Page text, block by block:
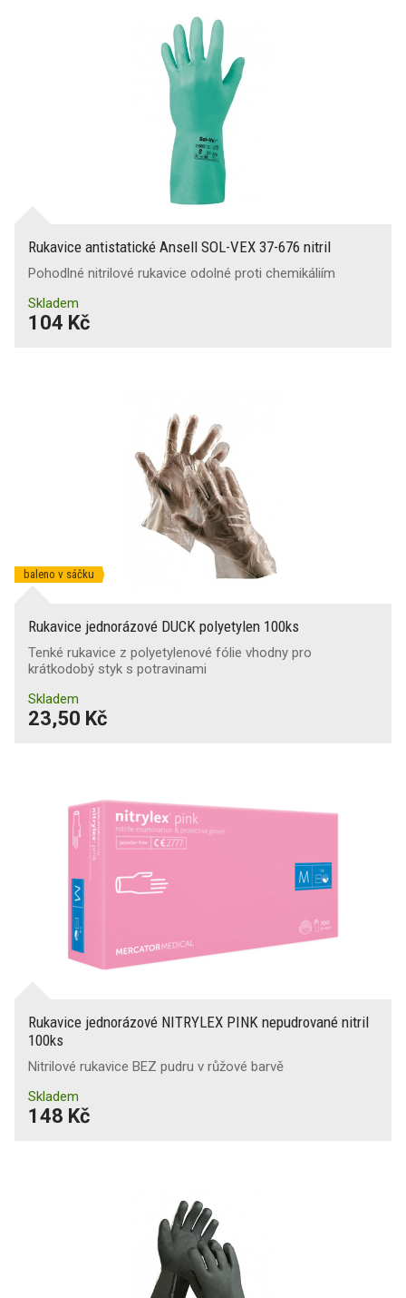
Rukavice antistatické Ansell SOL-VEX 37-676 nitril
Pohodlné nitrilové rukavice odolné proti chemikáliím
Skladem
104 Kč
baleno v sáčku
Rukavice jednorázové DUCK polyetylen 100ks
Tenké rukavice z polyetylenové fólie vhodny pro
krátkodobý styk s potravinami
Skladem
23,50 Kč
Rukavice jednorázové NITRYLEX PINK nepudrované nitril
100ks
Nitrilové rukavice BEZ pudru v růžové barvě
Skladem
148 Kč